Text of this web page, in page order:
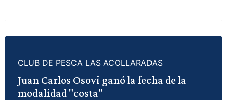
CLUB DE PESCA LAS ACOLLARADAS
Juan Carlos Osovi ganó la fecha de la
modalidad "costa"